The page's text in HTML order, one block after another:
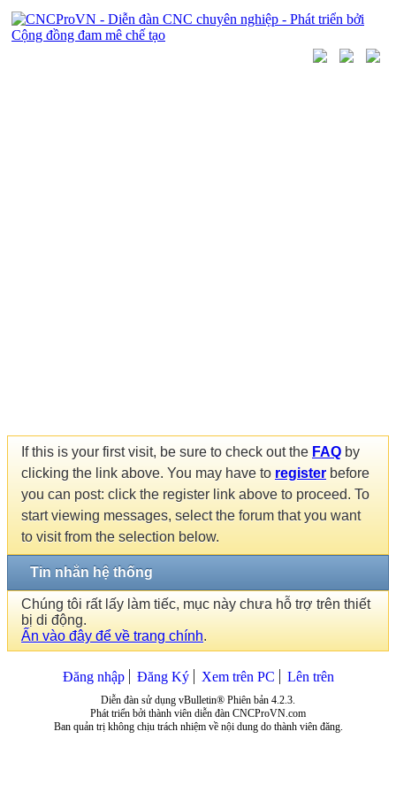
If this is your first visit, be sure to check out the FAQ by
clicking the link above. You may have to register before
you can post: click the register link above to proceed. To
start viewing messages, select the forum that you want
to visit from the selection below.
Tin nhắn hệ thống
Chúng tôi rất lấy làm tiếc, mục này chưa hỗ trợ trên thiết
bị di động.
Ấn vào đây để về trang chính.
Đăng nhập Đăng Ký Xem trên PC Lên trên
Diễn đàn sử dụng vBulletin® Phiên bản 4.2.3.
Phát triển bởi thành viên diễn đàn CNCProVN.com
Ban quản trị không chịu trách nhiệm về nội dung do thành viên đăng.